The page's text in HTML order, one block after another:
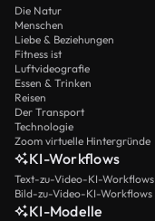
Die Natur
Menschen
Liebe & Beziehungen
Fitness ist
Luftvideografie
Essen & Trinken
Reisen
Der Transport
Technologie
Zoom virtuelle Hintergründe
KI-Workflows
Text-zu-Video-KI-Workflows
Bild-zu-Video-KI-Workflows
KI-Modelle